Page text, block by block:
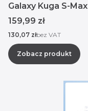
Galaxy Kuga S-Max
Cena
159,99 zł
Cena
130,07 złbez VAT
Zobacz produkt